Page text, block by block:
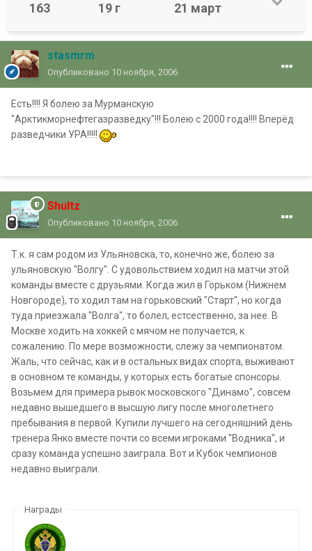
163 19 г 21 март
stasmrm
Опубликовано 10 ноября, 2006
Есть!!!! Я болею за Мурманскую
"Арктикморнефтегазразведку"!!! Болею с 2000 года!!!! Вперёд
разведчики УРА!!!!!
Shultz
Опубликовано 10 ноября, 2006
Т.к. я сам родом из Ульяновска, то, конечно же, болею за
ульяновскую "Волгу". С удовольствием ходил на матчи этой
команды вместе с друзьями. Когда жил в Горьком (Нижнем
Новгороде), то ходил там на горьковский "Старт", но когда
туда приезжала "Волга", то болел, естсественно, за нее. В
Москве ходить на хоккей с мячом не получается, к
сожалению. По мере возможности, слежу за чемпионатом.
Жаль, что сейчас, как и в остальных видах спорта, выживают
в основном те команды, у которых есть богатые спонсоры.
Возьмем для примера рывок московского "Динамо", совсем
недавно вышедшего в высшую лигу после многолетнего
пребывания в первой. Купили лучшего на сегодняшний день
тренера Янко вместе почти со всеми игроками "Водника", и
сразу команда успешно заиграла. Вот и Кубок чемпионов
недавно выиграли.
Награды